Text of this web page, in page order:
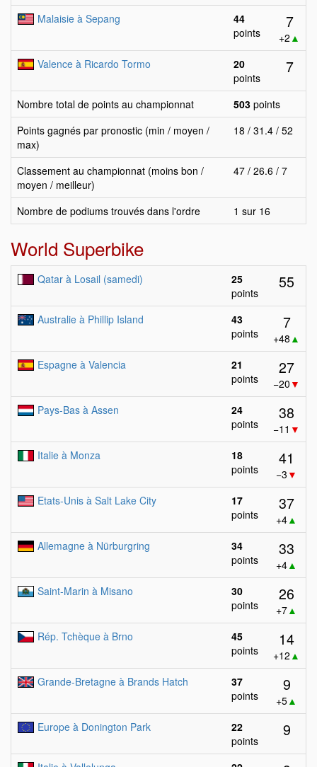
Malaisie à Sepang
44
points
7
+2 ▲
Valence à Ricardo Tormo
20
points
7
Nombre total de points au championnat 503 points
Points gagnés par pronostic (min / moyen /
max)
18 / 31.4 / 52
Classement au championnat (moins bon /
moyen / meilleur)
47 / 26.6 / 7
Nombre de podiums trouvés dans l'ordre 1 sur 16
World Superbike
Qatar à Losail (samedi)
25
points
55
Australie à Phillip Island
43
points
7
+48 ▲
Espagne à Valencia
21
points
27
−20 ▼
Pays-Bas à Assen
24
points
38
−11 ▼
Italie à Monza
18
points
41
−3 ▼
Etats-Unis à Salt Lake City
17
points
37
+4▲
Allemagne à Nürburgring
34
points
33
+4▲
Saint-Marin à Misano
30
points
26
+7▲
Rép. Tchèque à Brno
45
points
14
+12 ▲
Grande-Bretagne à Brands Hatch
37
points
9
+5▲
Europe à Donington Park
22
points
9